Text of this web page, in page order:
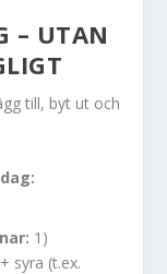
– UTAN
till, byt ut och
1)
syra (t.ex.